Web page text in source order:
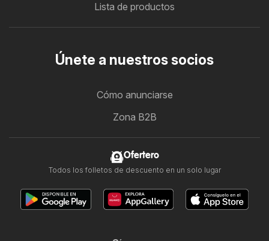
Lista de productos
Únete a nuestros socios
Cómo anunciarse
Zona B2B
Ofertero
Todos los folletos de descuento en un solo lugar